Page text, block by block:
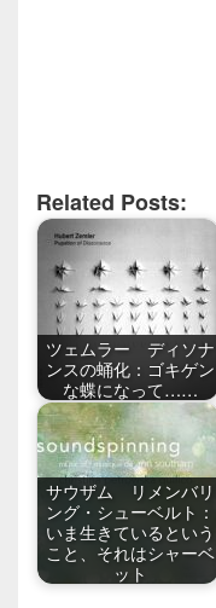
Related Posts:
ツェムラー ディソナ
ンスの蛹化：ゴキゲン
な蝶になって……
サウザム リメンバリ
ング・シューベルト：
いま生きているという
こと、それはシャーベ
ット